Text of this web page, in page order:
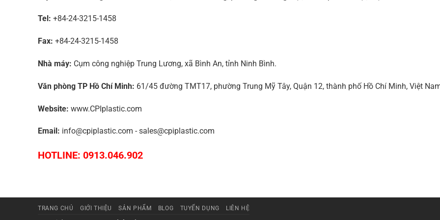
Tel: +84-24-3215-1458
Fax: +84-24-3215-1458
Nhà máy: Cụm công nghiệp Trung Lương, xã Bình An, tỉnh Ninh Bình.
Văn phòng TP Hồ Chí Minh: 61/45 đường TMT17, phường Trung Mỹ Tây, Quận 12, thành phố Hồ Chí Minh, Việt
Website: www.CPIplastic.com
Email: info@cpiplastic.com - sales@cpiplastic.com
HOTLINE: 0913.046.902
TRANG CHỦ GIỚI THIỆU SẢN PHẨM BLOG TUYỂN DỤNG LIÊN HỆ